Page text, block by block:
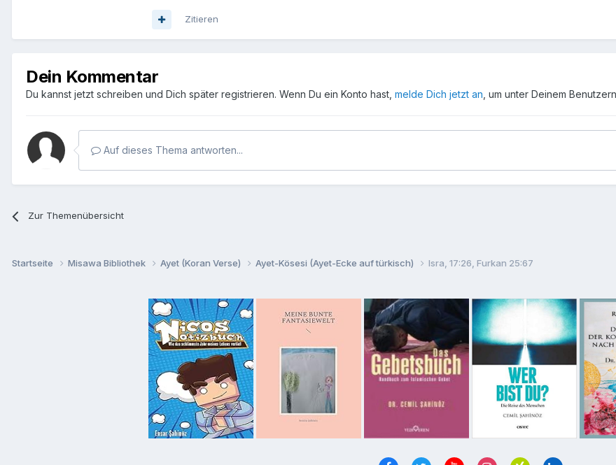
Zitieren
Dein Kommentar
Du kannst jetzt schreiben und Dich später registrieren. Wenn Du ein Konto hast, melde Dich jetzt an , um unter Deinem
Auf dieses Thema antworten...
Zur Themenübersicht
Startseite Misawa Bibliothek Ayet (Koran Verse) Ayet-Kösesi (Ayet-Ecke auf türkisch) Isra, 17:26, Furkan 25:67